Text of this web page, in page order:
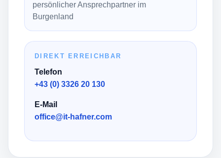
persönlicher Ansprechpartner im
Burgenland
DIREKT ERREICHBAR
Telefon
+43 (0) 3326 20 130
E-Mail
office@it-hafner.com